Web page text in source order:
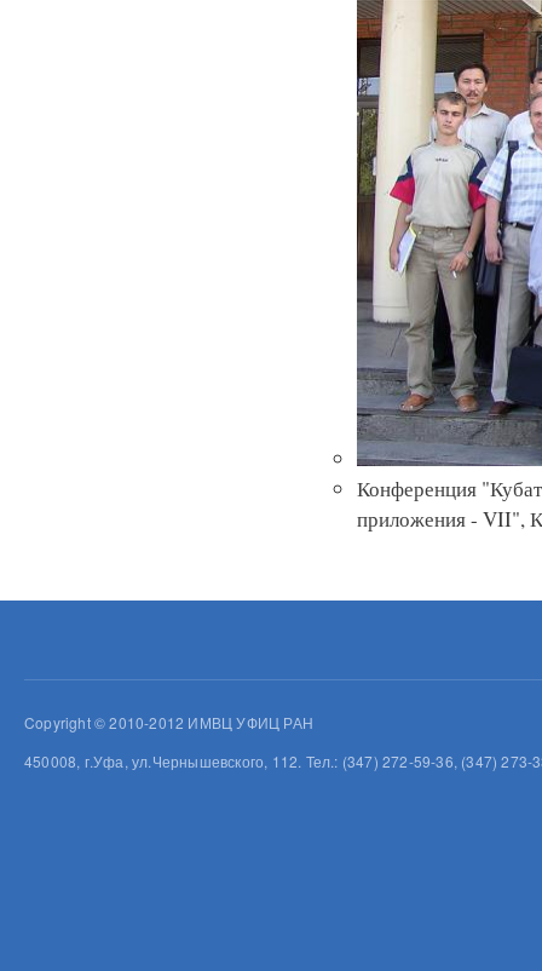
Конференция
приложения - VII",
Copyright © 2010-2012 ИМВЦ УФИЦ РАН
450008, г.Уфа, ул.Чернышевского, 112. Тел.: (347) 272-59-36, (347)